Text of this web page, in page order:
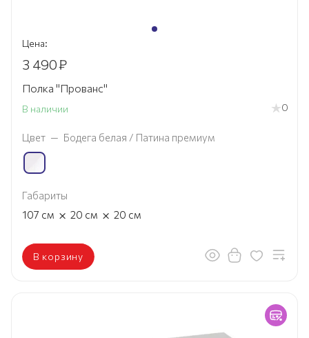
Цена:
3 490₽
Полка "Прованс"
В наличии 0
Цвет — Бодега белая / Патина премиум
Габариты
107 см × 20 см × 20 см
В корзину